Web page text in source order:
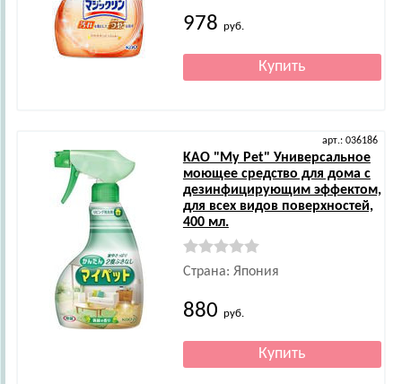
978 руб.
арт.: 036186
KAO"My Pet" Универсальное
моющее средство для дома с
дезинфицирующим эффектом,
для всех видов поверхностей,
400 мл.
Страна: Япония
880 руб.